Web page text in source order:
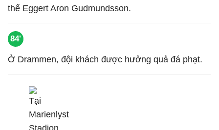
thế Eggert Aron Gudmundsson.
84'
Ở Drammen, đội khách được hưởng quả đá phạt.